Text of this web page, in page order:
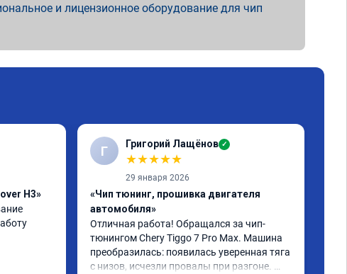
и лицензионное оборудование для чип
H3»
Г Григорий Лащёнов ✓
★★★★★
29 января 2026
«Чип тюнинг, прошивка двигателя
автомобиля»
Отличная работа! Обращался за чип-
тюнингом Chery Tiggo 7 Pro Max. Машина
преобразилась: появилась уверенная тяга
с низов, исчезли провалы при разгоне.